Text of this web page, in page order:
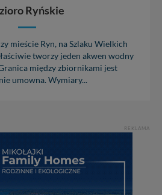
Ryńskie
mieście Ryn, na Szlaku Wielkich
tworzy jeden akwen wodny
między zbiornikami jest
umowna. Wymiary...
REKLAMA
Pamiętaj jednak, że nie
zrealizowanie Twoich
informacji zawartych w plikach
umożliwia Ci skasowanie
przypadkach nie możemy tego